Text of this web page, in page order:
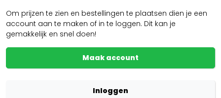
Om prijzen te zien en bestellingen te plaatsen dien je een
account aan te maken of in te loggen. Dit kan je
gemakkelijk en snel doen!
Maak account
Inloggen